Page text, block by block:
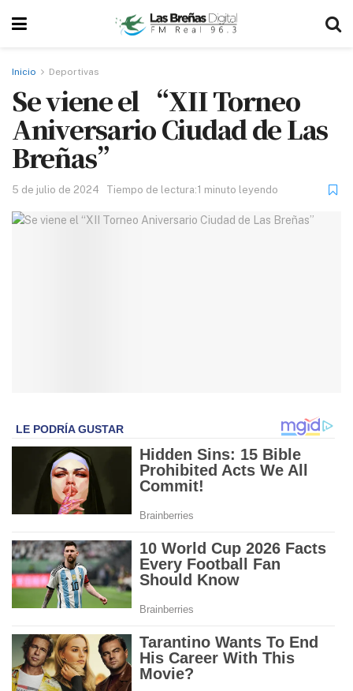
Inicio Deportivas
Se viene el “XII Torneo
Aniversario Ciudad de Las
Breñas”
5 de julio de 2024 Tiempo de lectura:1 minuto leyendo